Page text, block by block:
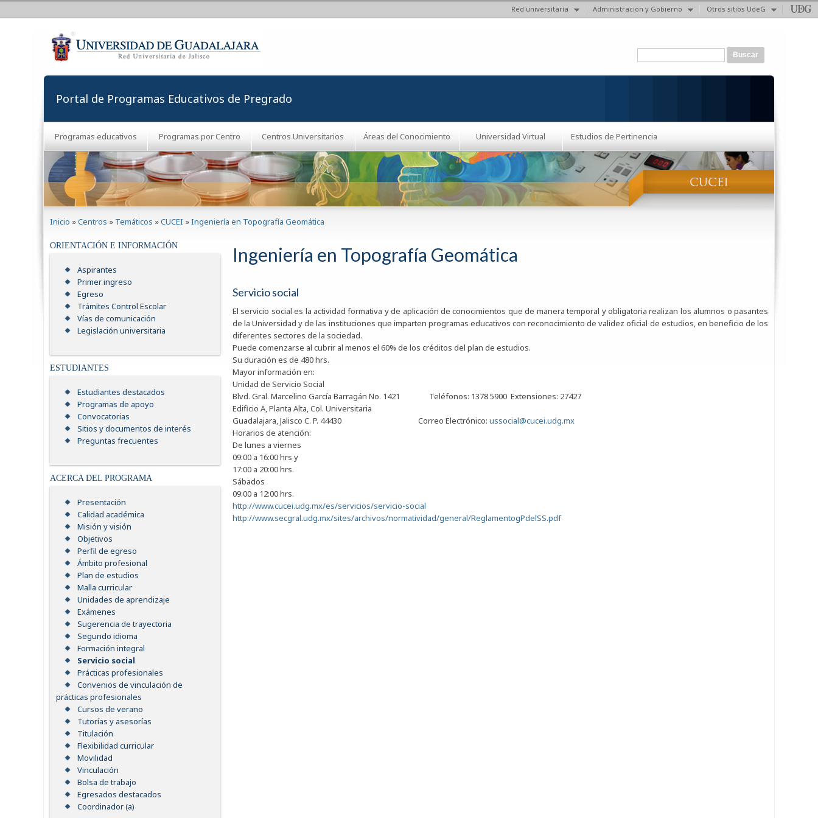
Red universitaria Administración y Gobierno Otros sitios UdeG
Formulario de búsqueda
Portal de Programas Educativos de Pregrado
Programas educativos Programas por Centro Centros Universitarios Áreas del Conocimiento Universidad Virtual Estudios de Pertinencia
Inicio »Centros » Temáticos »CUCEI »Ingeniería en Topografía Geomática
ORIENTACIÓN E INFORMACIÓN
Aspirantes
Primer ingreso
Egreso
Trámites Control Escolar
Vías de comunicación
Legislación universitaria
ESTUDIANTES
Estudiantes destacados
Programas de apoyo
Convocatorias
Sitios y documentos de interés
Preguntas frecuentes
ACERCA DEL PROGRAMA
Presentación
Calidad académica
Misión y visión
Objetivos
Perfil de egreso
Ámbito profesional
Plan de estudios
Malla curricular
Unidades de aprendizaje
Exámenes
Sugerencia de trayectoria
Segundo idioma
Formación integral
Servicio social
Prácticas profesionales
Convenios de vinculación de
prácticas profesionales
Cursos de verano
Tutorías y asesorías
Titulación
Flexibilidad curricular
Movilidad
Vinculación
Bolsa de trabajo
Egresados destacados
Coordinador (a)
Ingeniería en Topografía Geomática
Servicio social
El servicio social es la actividad formativa y de aplicación de conocimientos que de manera temporal y obligatoria realizan los alumnos o pasantes
de la Universidad y de las instituciones que imparten programas educativos con reconocimiento de validez oficial de estudios, en beneficio de los
diferentes sectores de la sociedad.
Puede comenzarse al cubrir al menos el 60% de los créditos del plan de estudios.
Su duración es de 480 hrs.
Mayor información en:
Unidad de Servicio Social
Blvd. Gral. Marcelino García Barragán No. 1421 Teléfonos: 1378 5900 Extensiones: 27427
Edificio A, Planta Alta, Col. Universitaria
Guadalajara, Jalisco C. P. 44430 Correo Electrónico: ussocial@cucei.udg.mx
Horarios de atención:
De lunes a viernes
09:00 a 16:00 hrs y
17:00 a 20:00 hrs.
Sábados
09:00 a 12:00 hrs.
http://www.cucei.udg.mx/es/servicios/servicio-social
http://www.secgral.udg.mx/sites/archivos/normatividad/general/ReglamentogPdelSS.pdf